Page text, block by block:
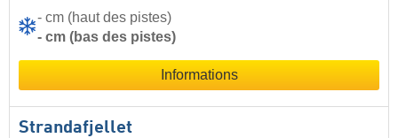
- cm (haut des pistes)
- cm (bas des pistes)
Informations
Strandafjellet